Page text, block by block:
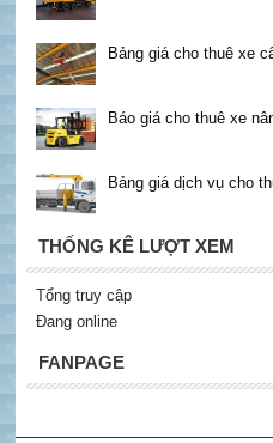
Bảng giá cho thuê xe
Báo giá cho thuê xe
Bảng giá dịch vụ cho
THỐNG KÊ LƯỢT XEM
Tổng truy cập
Đang online
FANPAGE